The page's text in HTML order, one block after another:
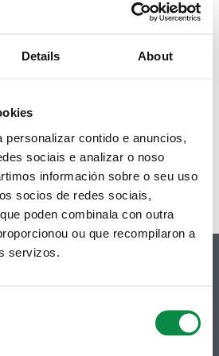
Details About
contido e anuncios,
sociais e analizar o noso
información sobre o seu uso
socios de redes sociais,
poden combinala con outra
ou que recompilaron a
servizos.